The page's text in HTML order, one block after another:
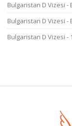
Bulgaristan D Vizesi -
Bulgaristan D Vizesi -
Bulgaristan D Vizesi -